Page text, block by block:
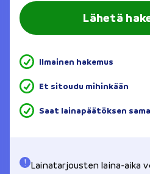
Lähetä
Ilmainen hakemus
Et sitoudu mihinkään
Saat lainapäätöksen
Lainatarjousten laina-aika